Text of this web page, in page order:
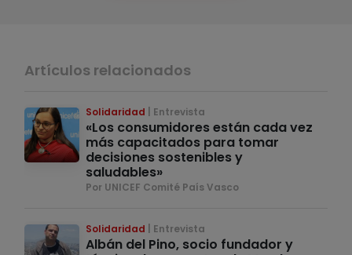
Artículos relacionados
Solidaridad Entrevista
«Los consumidores están cada vez
más capacitados para tomar
decisiones sostenibles y
saludables»
Por UNICEF Comité País Vasco
Solidaridad Entrevista
Albán del Pino, socio fundador y